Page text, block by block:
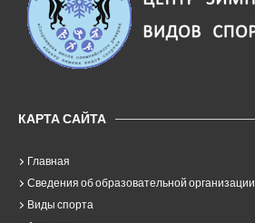
КАРТА САЙТА
Главная
Сведения об образовательной организации
Виды спорта